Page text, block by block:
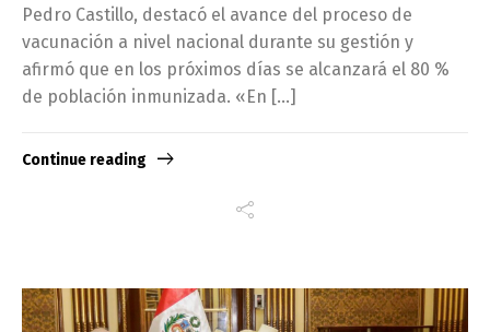
Pedro Castillo, destacó el avance del proceso de
vacunación a nivel nacional durante su gestión y
afirmó que en los próximos días se alcanzará el 80 %
de población inmunizada. «En […]
Continue reading